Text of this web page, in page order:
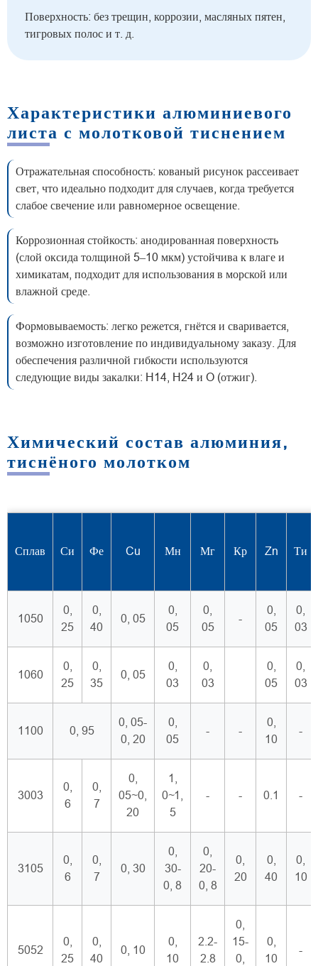
Поверхность: без трещин, коррозии, масляных пятен,
тигровых полос и т. д.
Характеристики алюминиевого
листа с молотковой тиснением
Отражательная способность: кованый рисунок рассеивает
свет, что идеально подходит для случаев, когда требуется
слабое свечение или равномерное освещение.
Коррозионная стойкость: анодированная поверхность
(слой оксида толщиной 5–10 мкм) устойчива к влаге и
химикатам, подходит для использования в морской или
влажной среде.
Формовываемость: легко режется, гнётся и сваривается,
возможно изготовление по индивидуальному заказу. Для
обеспечения различной гибкости используются
следующие виды закалки: H14, H24 и O (отжиг).
Химический состав алюминия,
тиснёного молотком
Сплав Си Фе Cu Мн Мг Кр Zn Ти
1050
0,
25
0,
40
0, 05
0,
05
0,
05
-
0,
05
0,
03
1060
0,
25
0,
35
0, 05
0,
03
0,
03
0,
05
0,
03
1100 0, 95
0, 05-
0, 20
0,
05
- -
0,
10
-
3003
0,
6
0,
7
0,
05~0,
20
1,
0~1,
5
- - 0.1 -
3105
0,
6
0,
7
0, 30
0,
30-
0, 8
0,
20-
0, 8
0,
20
0,
40
0,
10
5052
0,
25
0,
40
0, 10
0,
10
2.2-
2.8
0,
15-
0,
0,
10
-